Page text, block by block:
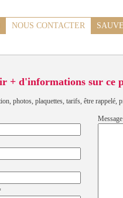
NOUS CONTACTER
+ d'informations sur ce
photos, plaquettes, tarifs, être rappelé,
Message